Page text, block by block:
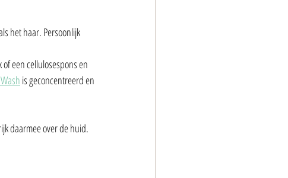
het haar. Persoonlijk
een cellulosespons en
is geconcentreerd en
daarmee over de huid.